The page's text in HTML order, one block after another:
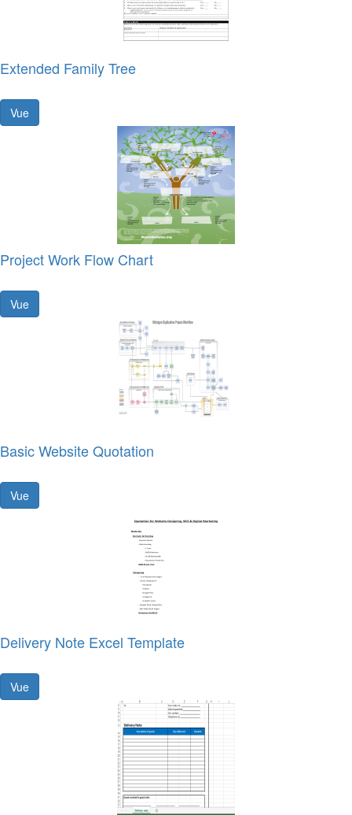
Extended Family Tree
Vue
Project Work Flow Chart
Vue
Basic Website Quotation
Vue
Delivery Note Excel Template
Vue